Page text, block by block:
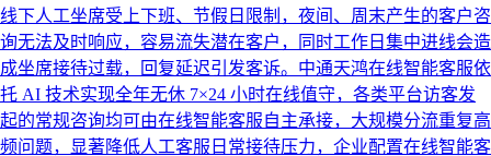
线下人工坐席受上下班、节假日限制，夜间、周末产生的客户咨
询无法及时响应，容易流失潜在客户，同时工作日集中进线会造
成坐席接待过载，回复延迟引发客诉。中通天鸿在线智能客服依
托 AI 技术实现全年无休 7×24 小时在线值守，各类平台访客发
起的常规咨询均可由在线智能客服自主承接，大规模分流重复高
频问题，显著降低人工客服日常接待压力，企业配置在线智能客